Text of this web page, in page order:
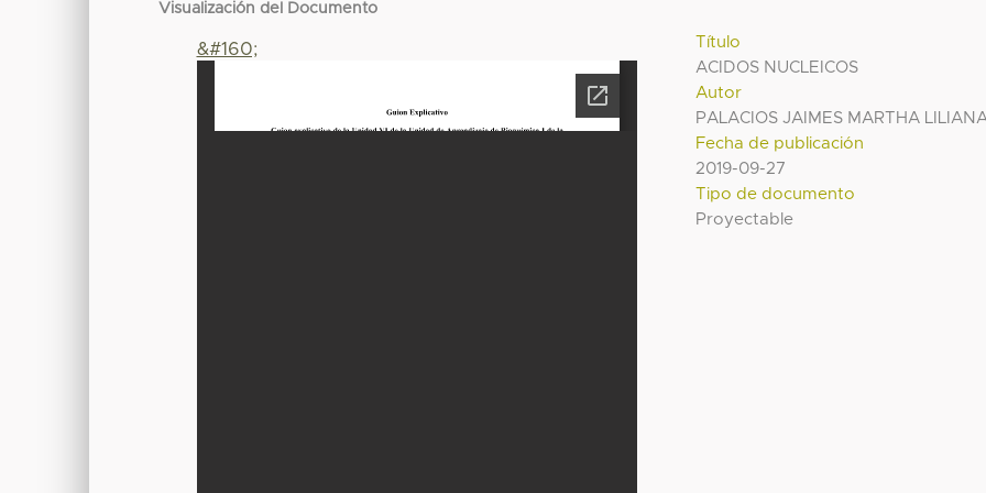
Visualización del Documento
Título
ACIDOS NUCLEICOS
Autor
PALACIOS JAIMES MARTHA
Fecha de publicación
2019-09-27
Tipo de documento
Proyectable
&#160;